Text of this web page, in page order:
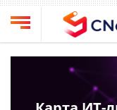
Выбрать
провайдера
CNews